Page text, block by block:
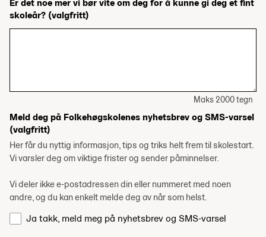
Er det noe mer vi bør vite om deg for å kunne gi deg et fint
skoleår? (valgfritt)
Maks 2000 tegn
Meld deg på Folkehøgskolenes nyhetsbrev og SMS-varsel
(valgfritt)
Her får du nyttig informasjon, tips og triks helt frem til skolestart.
Vi varsler deg om viktige frister og sender påminnelser.
Vi deler ikke e-postadressen din eller nummeret med noen
andre, og du kan enkelt melde deg av når som helst.
Ja takk, meld meg på nyhetsbrev og SMS-varsel